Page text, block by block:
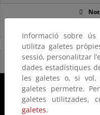
Reservas Naturales
Informació sobre
utilitza galetes
sessió, personalitzar
dades estadístiques
les galetes o, si
galetes permetre.
galetes utilitzades,
galetes.